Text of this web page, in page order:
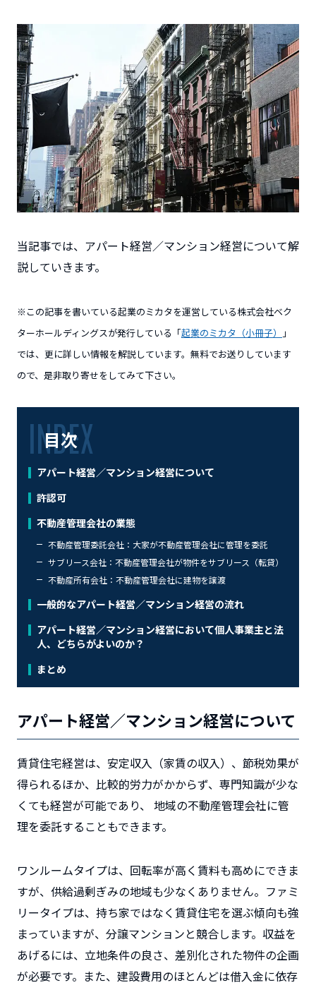
当記事では、アパート経営／マンション経営について解
説していきます。
※この記事を書いている起業のミカタを運営している株式会社ベク
ターホールディングスが発行している「起業のミカタ（小冊子）
」
では、更に詳しい情報を解説しています。無料でお送りしています
ので、是非取り寄せをしてみて下さい。
目次
アパート経営／マンション経営について
許認可
不動産管理会社の業態
不動産管理委託会社：大家が不動産管理会社に管理を委託
サブリース会社：不動産管理会社が物件をサブリース（転貸）
不動産所有会社：不動産管理会社に建物を譲渡
一般的なアパート経営／マンション経営の流れ
アパート経営／マンション経営において個人事業主と法
人、どちらがよいのか？
まとめ
アパート経営／マンション経営について
賃貸住宅経営は、安定収入（家賃の収入）、節税効果が
得られるほか、比較的労力がかからず、専門知識が少な
くても経営が可能であり、 地域の不動産管理会社に管
理を委託することもできます。
ワンルームタイプは、回転率が高く賃料も高めにできま
すが、供給過剰ぎみの地域も少なくありません。ファミ
リータイプは、持ち家ではなく賃貸住宅を選ぶ傾向も強
まっていますが、分譲マンションと競合します。収益を
あげるには、立地条件の良さ、差別化された物件の企画
が必要です。また、建設費用のほとんどは借入金に依存